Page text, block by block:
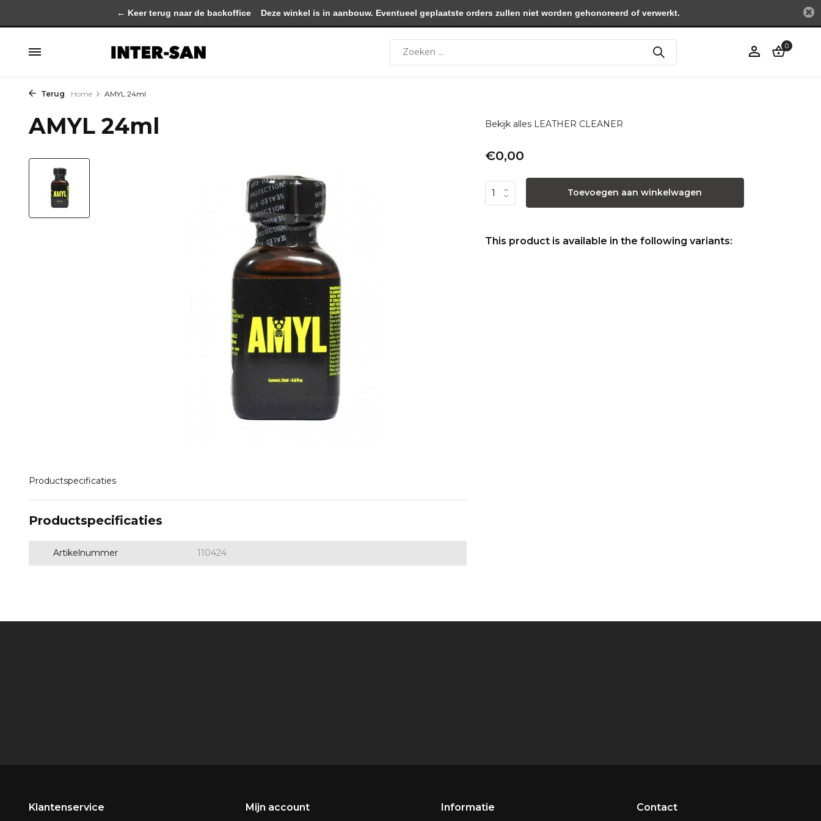
0
Terug Home AMYL 24ml
AMYL 24ml
Productspecificaties
Productspecificaties
Artikelnummer 110424
Bekijk alles LEATHER CLEANER
€0,00
Toevoegen aan winkelwagen
This product is available in the following variants:
Klantenservice Mijn account Informatie Contact
← Keer terug naar de backoffice Deze winkel is in aanbouw. Eventueel geplaatste orders zullen niet worden gehonoreerd of verwerkt.